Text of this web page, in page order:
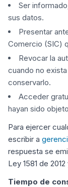
Ser
sus datos.
Presentar
Comercio (SIC)
Revocar la
cuando no
conservarlo.
Acceder
hayan sido
Para ejercer
escribir a
respuesta se
Ley 1581 de
Tiempo de